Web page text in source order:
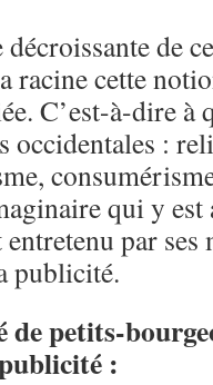
de
racine cette
C’est-à-dire
occidentales :
qui y
par
publicité.
de petits-
: